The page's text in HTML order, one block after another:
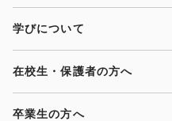
学びについて
在校生・保護者の方へ
卒業生の方へ